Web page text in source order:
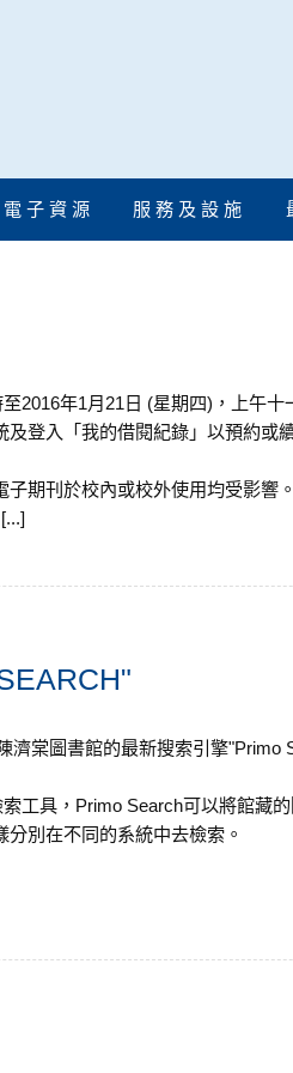
電 子 資 源 服 務 及 設 施
2016年1月21日 (星期四)，上午
登入「我的借閱紀錄」以預約或
期刊於校內或校外使用均受影響
棠圖書館的最新搜索引擎"Primo
工具，Primo Search可以將館藏
別在不同的系統中去檢索。